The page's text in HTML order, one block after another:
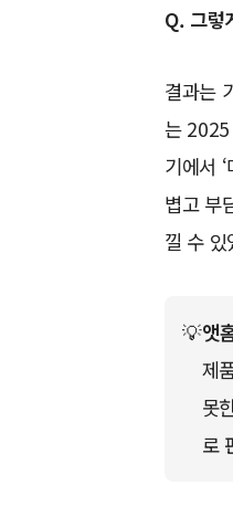
Q. 그렇
결과는
는 2025
기에서
볍고 부
낄 수 있
💡앳
제
못
로